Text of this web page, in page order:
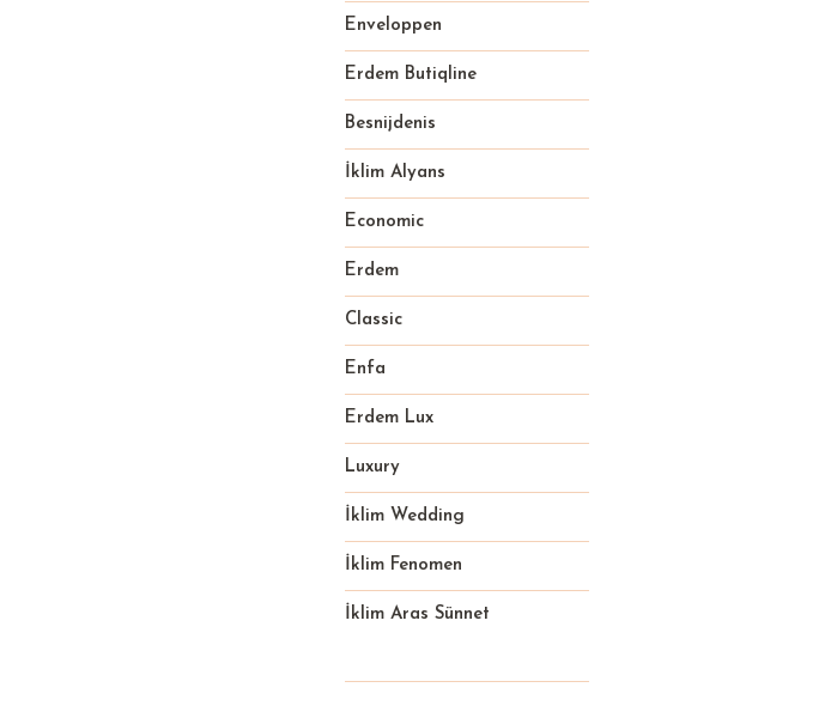
Enveloppen
Erdem Butiqline
Besnijdenis
İklim Alyans
Economic
Erdem
Classic
Enfa
Erdem Lux
Luxury
İklim Wedding
İklim Fenomen
İklim Aras Sünnet